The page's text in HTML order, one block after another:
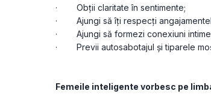
·        Obții claritate în sentimente;
·        Ajungi să îți respecți
·        Ajungi să formezi conexiuni
·        Previi autosabotajul și tiparele
Femeile inteligente vorbesc pe